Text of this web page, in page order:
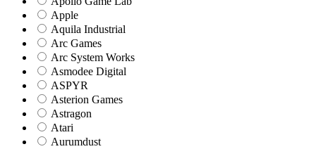
Apple
Aquila Industrial
Arc Games
Arc System Works
Asmodee Digital
ASPYR
Asterion Games
Astragon
Atari
Aurumdust